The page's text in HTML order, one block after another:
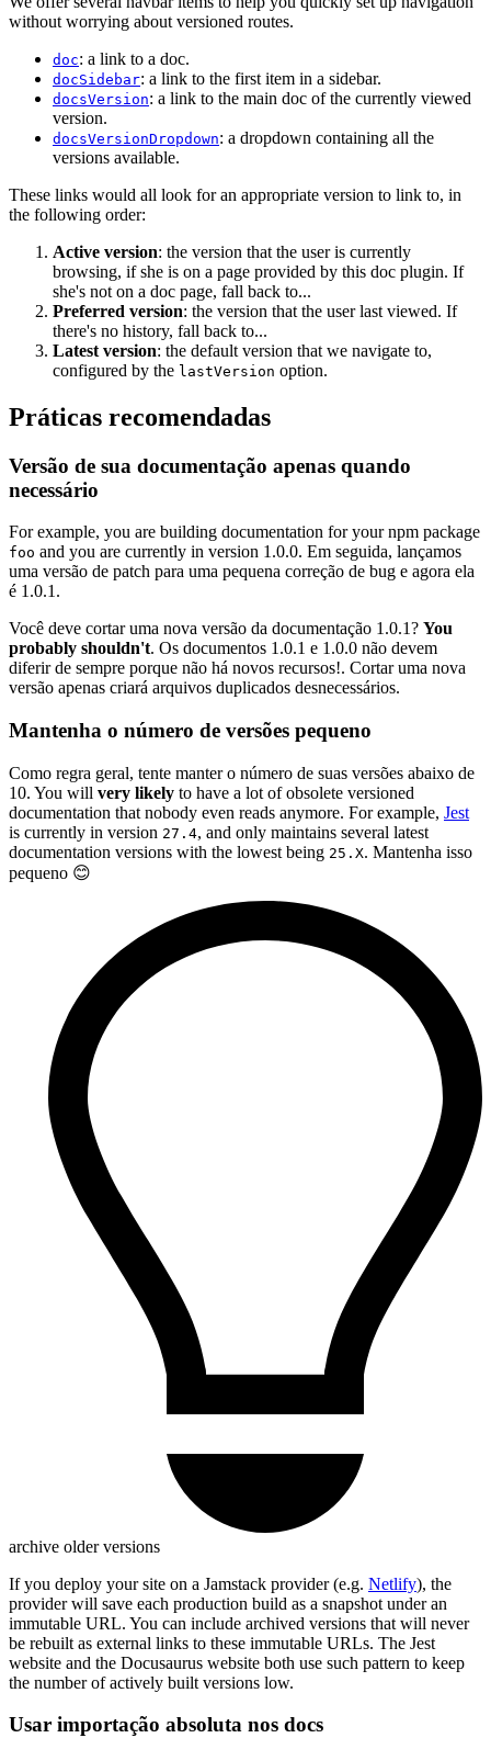
without worrying about versioned routes.
doc: a link to a doc.
docSidebar: a link to the first item in a sidebar.
docsVersion: a link to the main doc of the currently viewed
version.
docsVersionDropdown: a dropdown containing all the
versions available.
These links would all look for an appropriate version to link to, in
the following order:
Active version: the version that the user is currently
browsing, if she is on a page provided by this doc plugin. If
she's not on a doc page, fall back to...
Preferred version: the version that the user last viewed. If
there's no history, fall back to...
Latest version: the default version that we navigate to,
configured by the lastVersion option.
Práticas recomendadas
Versão de sua documentação apenas quando
necessário
For example, you are building documentation for your npm package
foo and you are currently in version 1.0.0. Em seguida, lançamos
uma versão de patch para uma pequena correção de bug e agora ela
é 1.0.1.
Você deve cortar uma nova versão da documentação 1.0.1? You
probably shouldn't. Os documentos 1.0.1 e 1.0.0 não devem
diferir de sempre porque não há novos recursos!. Cortar uma nova
versão apenas criará arquivos duplicados desnecessários.
Mantenha o número de versões pequeno
Como regra geral, tente manter o número de suas versões abaixo de
10. You will very likely to have a lot of obsolete versioned
documentation that nobody even reads anymore. For example, Jest
is currently in version 27.4, and only maintains several latest
documentation versions with the lowest being 25.X. Mantenha isso
pequeno 😊
archive older versions
If you deploy your site on a Jamstack provider (e.g. Netlify), the
provider will save each production build as a snapshot under an
immutable URL. You can include archived versions that will never
be rebuilt as external links to these immutable URLs. The Jest
website and the Docusaurus website both use such pattern to keep
the number of actively built versions low.
Usar importação absoluta nos docs